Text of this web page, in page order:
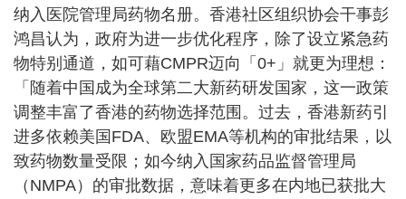
纳入医院管理局药物名册。香港社区组织协会干事彭
鸿昌认为，政府为进一步优化程序，除了设立紧急药
物特别通道，如可藉CMPR迈向「0+」就更为理想：
「随着中国成为全球第二大新药研发国家，这一政策
调整丰富了香港的药物选择范围。过去，香港新药引
进多依赖美国FDA、欧盟EMA等机构的审批结果，以
致药物数量受限；如今纳入国家药品监督管理局
（NMPA）的审批数据，意味着更多在内地已获批大